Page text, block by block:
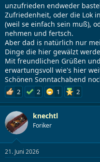
unzufrieden endweder
Zufriedenheit, oder die Lok
(weil se einfach sein muß),
nehmen und fertsch.
Aber dad is natürlich nur
Dinge die hier gewälzt
Mit freundlichen Grüßen
erwartungsvoll wie's hier
Schönen Sonntachabend
2 2 1 2
knechtl
Foriker
21. Juni 2026